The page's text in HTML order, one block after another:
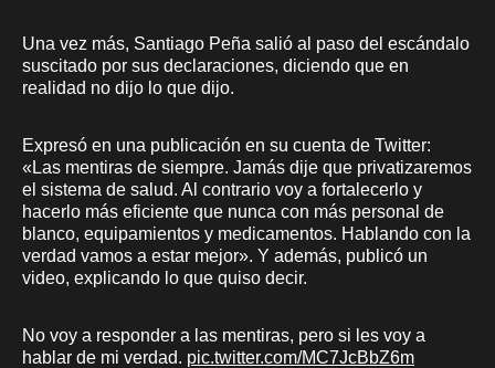
Una vez más, Santiago Peña salió al paso del escándalo
suscitado por sus declaraciones, diciendo que en
realidad no dijo lo que dijo.
Expresó en una publicación en su cuenta de Twitter:
«Las mentiras de siempre. Jamás dije que privatizaremos
el sistema de salud. Al contrario voy a fortalecerlo y
hacerlo más eficiente que nunca con más personal de
blanco, equipamientos y medicamentos. Hablando con la
verdad vamos a estar mejor». Y además, publicó un
video, explicando lo que quiso decir.
No voy a responder a las mentiras, pero si les voy a
hablar de mi verdad. pic.twitter.com/MC7JcBbZ6m